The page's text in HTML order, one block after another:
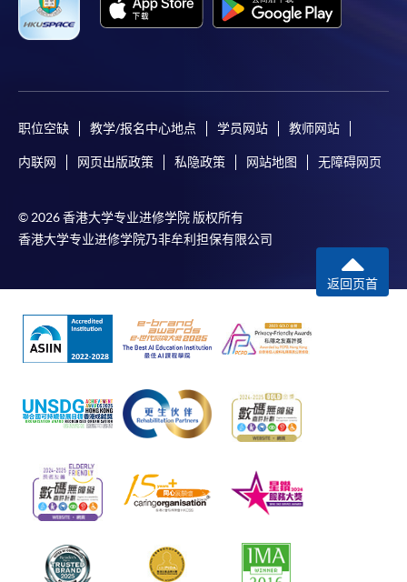
职位空缺 教学/报名中心地点 学员网站 教师网站
内联网 网页出版政策 私隐政策 网站地图 无障碍网页
© 2026 香港大学专业进修学院 版权所有
香港大学专业进修学院乃非牟利担保有限公司
返回页首